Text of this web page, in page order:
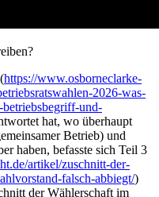
https://www.osborneclarke-
2026-was-
betriebsbegriff-und-
hat, wo überhaupt
Betrieb) und
haben, befasste sich Teil 3
artikel/zuschnitt-der-
falsch-abbiegt/)
der Wählerschaft im